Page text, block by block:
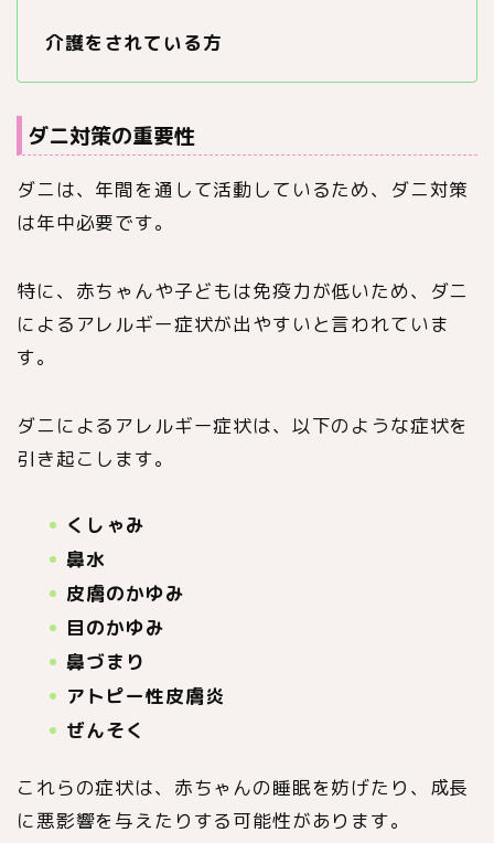
介護をされている方
ダニ対策の重要性
ダニは、年間を通して活動しているため、ダニ対策
は年中必要です。
特に、赤ちゃんや子どもは免疫力が低いため、ダニ
によるアレルギー症状が出やすいと言われていま
す。
ダニによるアレルギー症状は、以下のような症状を
引き起こします。
くしゃみ
鼻水
皮膚のかゆみ
目のかゆみ
鼻づまり
アトピー性皮膚炎
ぜんそく
これらの症状は、赤ちゃんの睡眠を妨げたり、成長
に悪影響を与えたりする可能性があります。